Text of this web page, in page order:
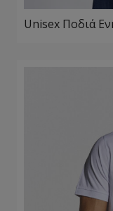
Unisex Ποδιά